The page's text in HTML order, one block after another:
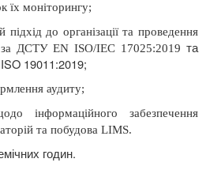
їх моніторингу;
підхід до організації та проведення
за ДСТУ EN ISO/IEC 17025:2019 та
19011:2019;
аудиту;
інформаційного забезпечення
та побудова LIMS.
годин.